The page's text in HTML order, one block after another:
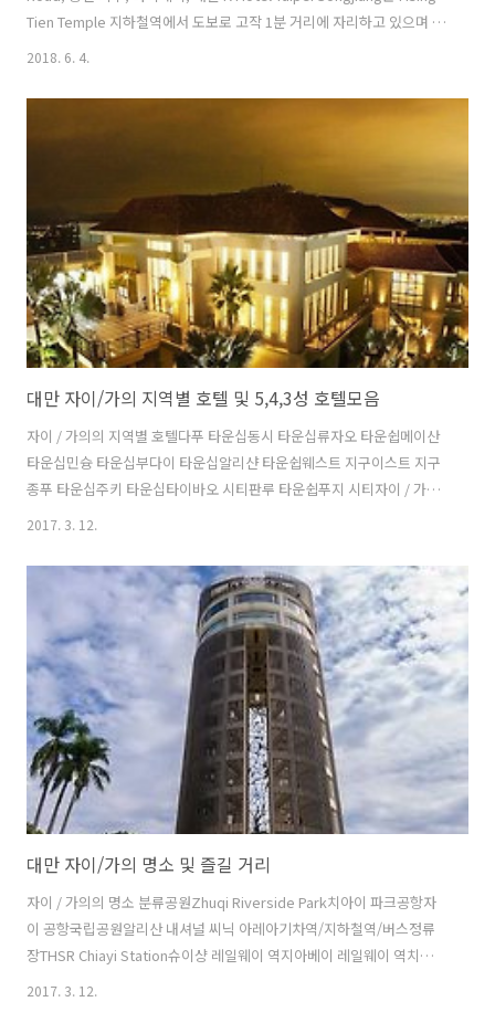
Tien Temple 지하철역에서 도보로 고작 1분 거리에 자리하고 있으며 호
텔 전 구역에서 무료 Wi-Fi를 이용할 수 있습니다. 24시간 프런트 데스크
공항(Taipei Songshan Airport)에서 자동차로 7분 거리의 편리한 곳에
2018. 6. 4.
대만 자이/가의 지역별 호텔 및 5,4,3성 호텔모음
자이 / 가의의 지역별 호텔다푸 타운십동시 타운십류자오 타운쉽메이산
타운십민슝 타운십부다이 타운십알리샨 타운쉽웨스트 지구이스트 지구
종푸 타운십주키 타운십타이바오 시티판루 타운쉽푸지 시티자이 / 가의
의 5성급 호텔나이스 프린스 호텔로얄 피닉스 호텔자이 / 가의의 4성급
알리 마운틴 오리엔탈 펄 인터내셔널 호텔알리샨 하우스여통 호텔차이
나트러스트 호텔춘 황 호텔자이 / 가의의 3성급 호텔F 호텔 - 알리산가우
샨 칭 호텔구안코 호텔난카 익스프레스 호텔당 구에이 홈스테이데이 플
러스 호텔듀크 호텔라이트 호스텔 - 치아이란 콰이 퐁 가든 호텔렌이 레
이크 호텔리버 호텔리야우 치아이 호텔베버리 가든 모텔보스톤 플러스
호텔샌카이칸 호텔샨티스 모텔선 다이..
2017. 3. 12.
대만 자이/가의 명소 및 즐길 거리
자이 / 가의의 명소 분류공원Zhuqi Riverside Park치아이 파크공항자
이 공항국립공원알리산 내셔널 씨닉 아레아기차역/지하철역/버스정류
장THSR Chiayi Station슈이샹 레일웨이 역지아베이 레일웨이 역치아이
레일웨이 역대학국립 치아이 대학명소/관광지Alishan Forest Railway
2017. 3. 12.